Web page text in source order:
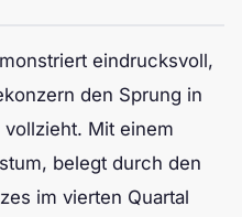
eindrucksvoll,
den Sprung in
Mit einem
belegt durch den
im vierten Quartal